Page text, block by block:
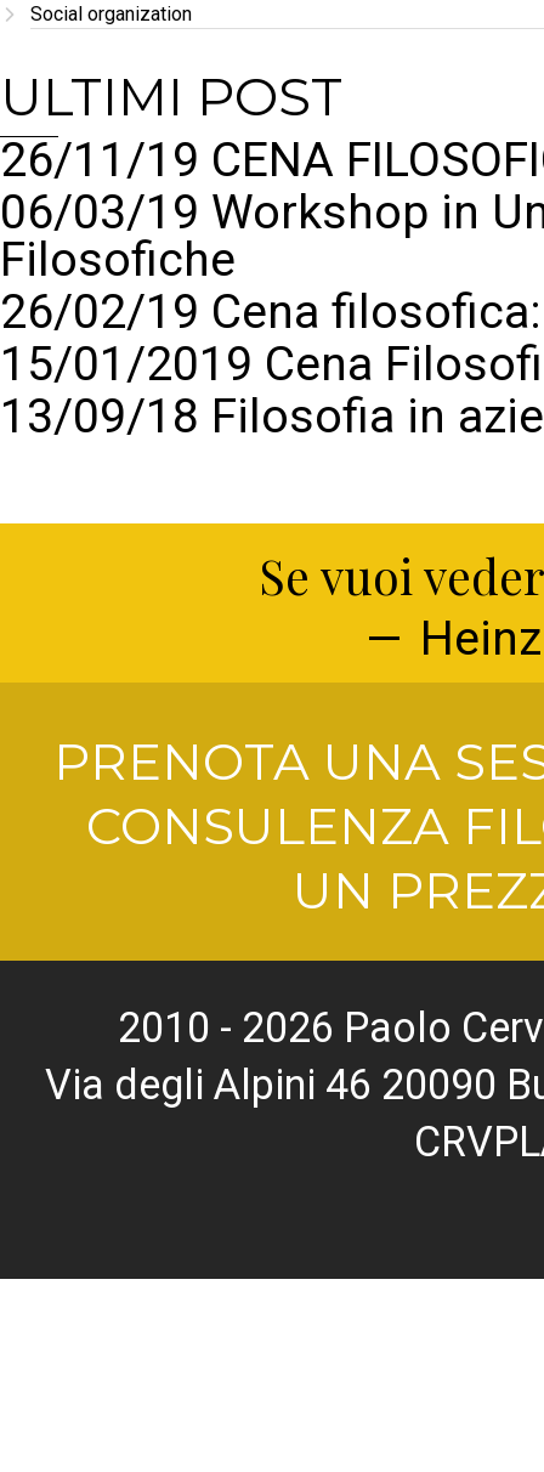
Social organization
ULTIMI POST
26/11/19 CENA
06/03/19 Workshop in
Filosofiche
26/02/19 Cena filosofica:
15/01/2019 Cena
13/09/18 Filosofia in
Se vuoi
PRENOTA UNA
CONSULENZA
UN
2010 - 2026 Paolo
Via degli Alpini 46 20090